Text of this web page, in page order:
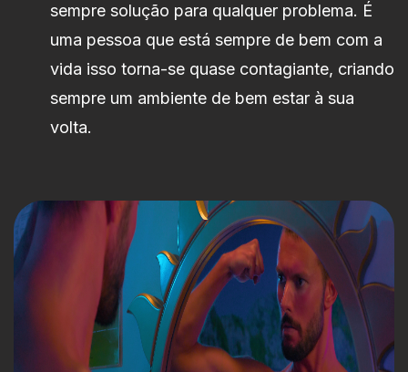
sempre solução para qualquer problema. É
uma pessoa que está sempre de bem com a
vida isso torna-se quase contagiante, criando
sempre um ambiente de bem estar à sua
volta.